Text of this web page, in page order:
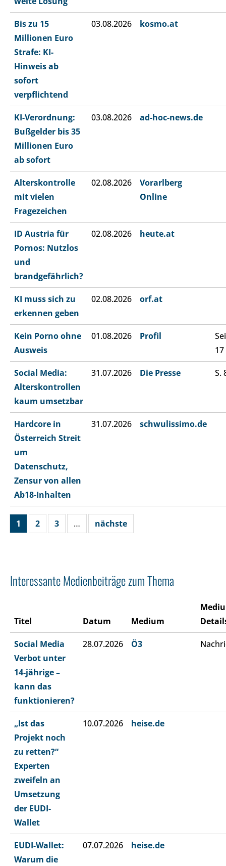
Bis zu 15
Millionen Euro
Strafe: KI-
Hinweis ab
sofort
verpflichtend
03.08.2026 kosmo.at
KI-Verordnung:
Bußgelder bis 35
Millionen Euro
ab sofort
03.08.2026 ad-hoc-news.de
Alterskontrolle
mit vielen
Fragezeichen
02.08.2026
Vorarlberg
Online
ID Austria für
Pornos: Nutzlos
und
brandgefährlich?
02.08.2026 heute.at
KI muss sich zu
erkennen geben
02.08.2026 orf.at
Kein Porno ohne
Ausweis
01.08.2026 Profil
17
Social Media:
Alterskontrollen
kaum umsetzbar
31.07.2026 Die Presse S.
Hardcore in
Österreich Streit
um
Datenschutz,
Zensur von allen
Ab18-Inhalten
31.07.2026 schwulissimo.de
1 2 3 … nächste
Interessante Medienbeiträge zum Thema
Titel Datum Medium
Social Media
Verbot unter
14-jährige –
kann das
funktionieren?
28.07.2026 Ö3
„Ist das
Projekt noch
zu retten?“
Experten
zweifeln an
Umsetzung
der EUDI-
Wallet
10.07.2026 heise.de
EUDI-Wallet:
Warum die
07.07.2026 heise.de